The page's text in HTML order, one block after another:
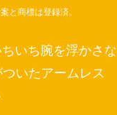
と商標は登録済。
いち腕を浮かさな
いたアームレス